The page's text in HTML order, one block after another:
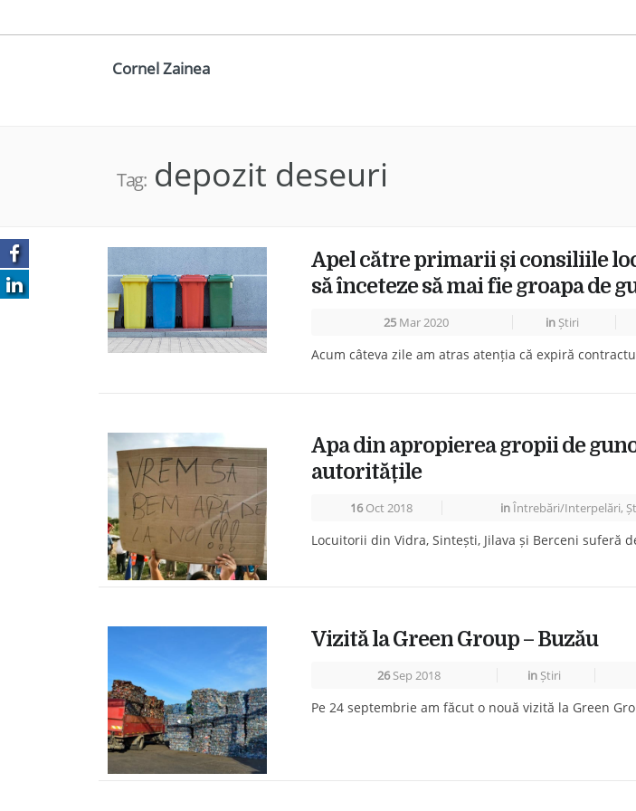
Cornel Zainea
Tag:depozit deseuri
Apel către primarii și consiliile
să înceteze să mai fie groapa de
25 Mar 2020 in Știri
Acum câteva zile am atras atenția că expiră
Apa din apropierea gropii de
autoritățile
16Oct 2018 inÎntrebări/Interpelări,
Locuitorii din Vidra, Sintești, Jilava și Berceni suferă
Vizită la Green Group – Buzău
26Sep 2018 in Știri
Pe 24 septembrie am făcut o nouă vizită la Green